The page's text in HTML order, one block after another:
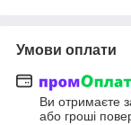
Умови оплати
Ви отримаєте
або гроші